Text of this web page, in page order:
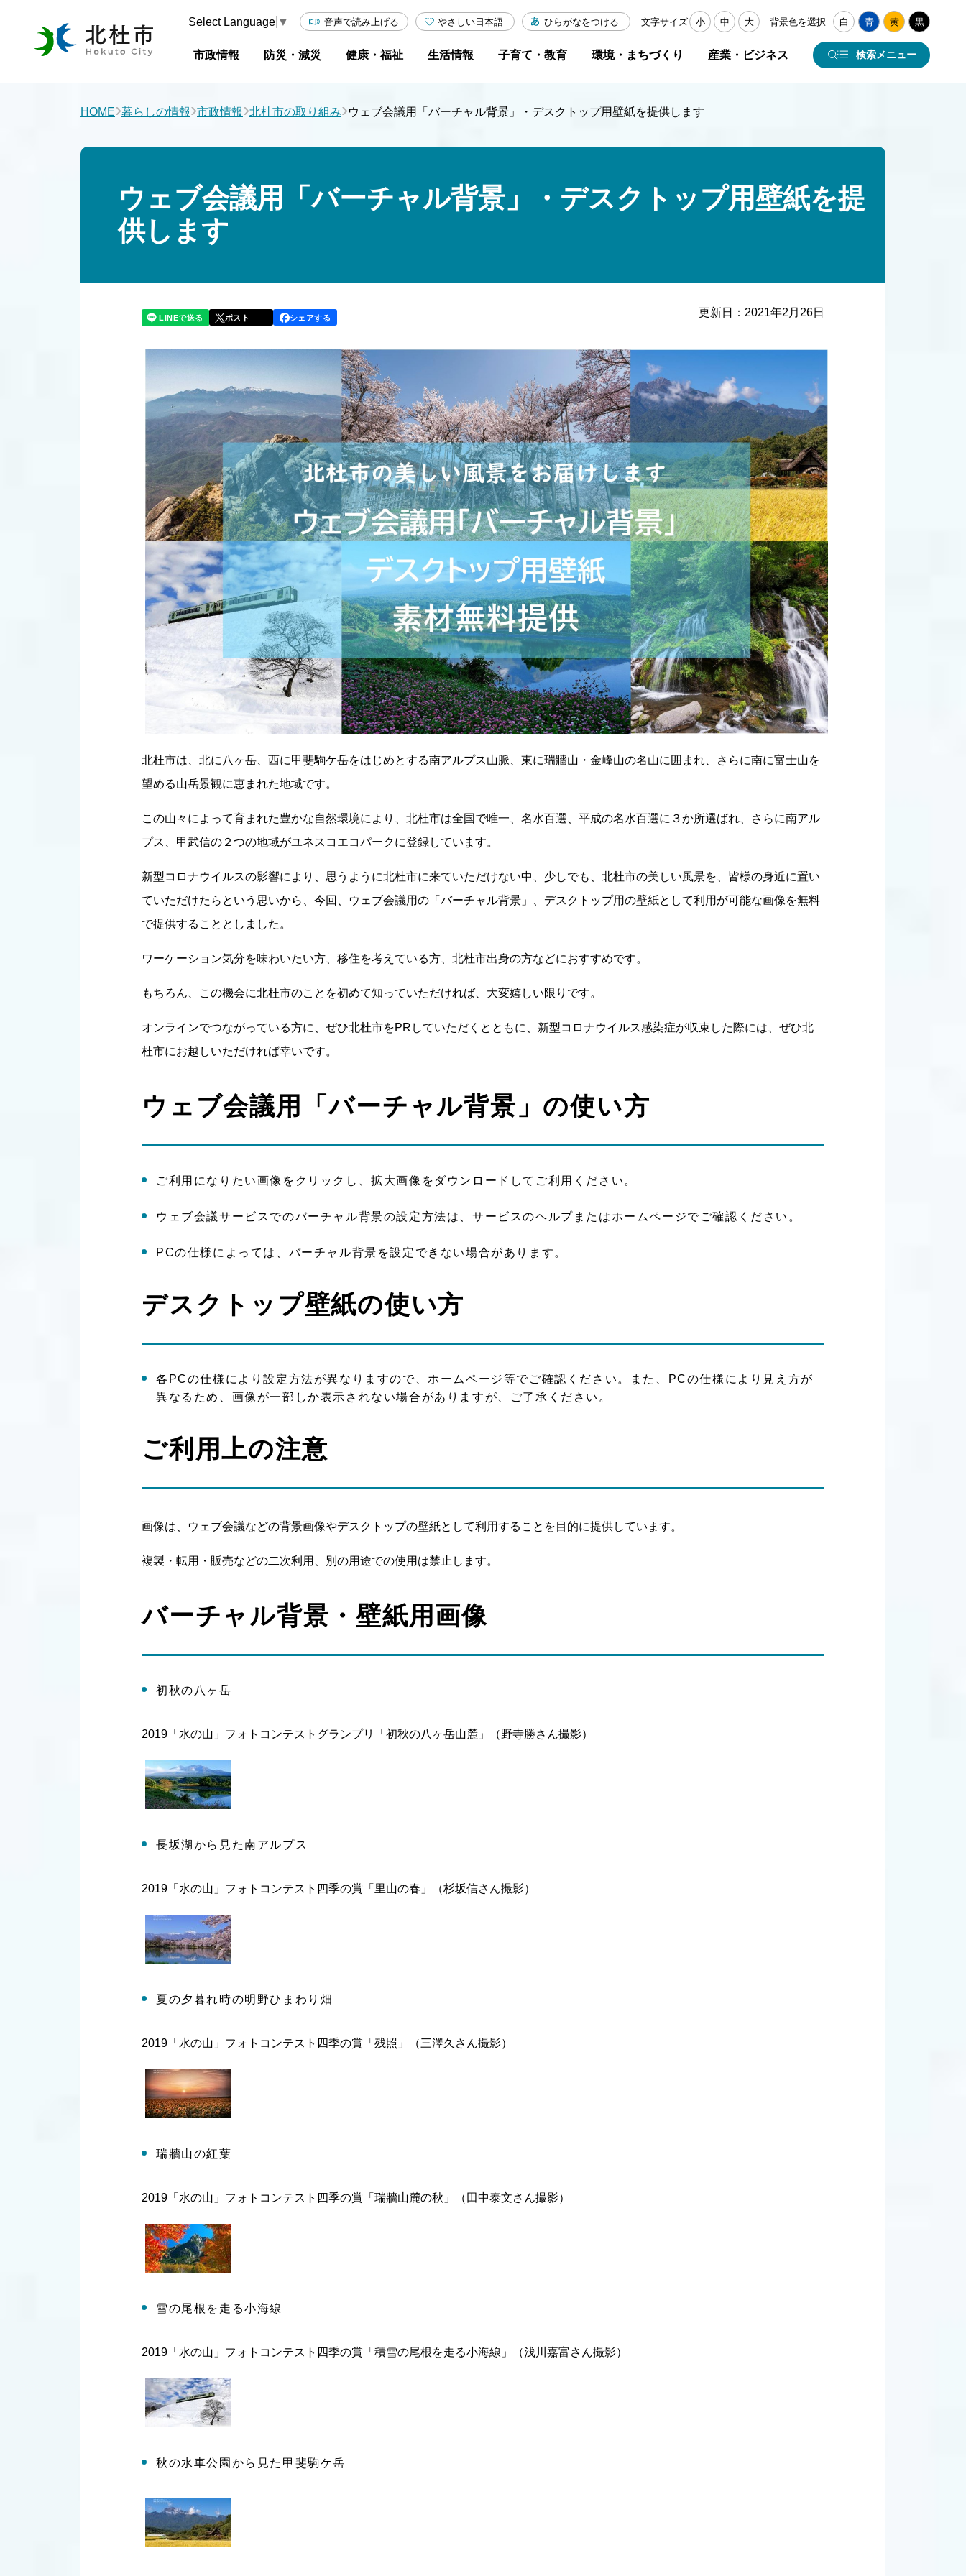
Select Language ▼ 音声で読み上げる やさしい日本語 ひらがなをつける 文字サイズ 小 中 大 背景色を選択 白 青 黄 黒
市政情報 防災・減災 健康・福祉 生活情報 子育て・教育 環境・まちづくり 産業・ビジネス 検索メニュー
HOME›暮らしの情報›市政情報›北杜市の取り組み›ウェブ会議用「バーチャル背景」・デスクトップ用壁紙を提供します
ウェブ会議用「バーチャル背景」・デスクトップ用壁紙を提
供します
LINEで送る ポスト シェアする 更新日： 2021年2月26日
北杜市は、北に八ヶ岳、西に甲斐駒ケ岳をはじめとする南アルプス山脈、東に瑞牆山・金峰山の名山に囲まれ、さらに南に富士山を
望める山岳景観に恵まれた地域です。
この山々によって育まれた豊かな自然環境により、北杜市は全国で唯一、名水百選、平成の名水百選に３か所選ばれ、さらに南アル
プス、甲武信の２つの地域がユネスコエコパークに登録しています。
新型コロナウイルスの影響により、思うように北杜市に来ていただけない中、少しでも、北杜市の美しい風景を、皆様の身近に置い
ていただけたらという思いから、今回、ウェブ会議用の「バーチャル背景」、デスクトップ用の壁紙として利用が可能な画像を無料
で提供することとしました。
ワーケーション気分を味わいたい方、移住を考えている方、北杜市出身の方などにおすすめです。
もちろん、この機会に北杜市のことを初めて知っていただければ、大変嬉しい限りです。
オンラインでつながっている方に、ぜひ北杜市をPRしていただくとともに、新型コロナウイルス感染症が収束した際には、ぜひ北
杜市にお越しいただければ幸いです。
ウェブ会議用「バーチャル背景」の使い方
ご利用になりたい画像をクリックし、拡大画像をダウンロードしてご利用ください。
ウェブ会議サービスでのバーチャル背景の設定方法は、サービスのヘルプまたはホームページでご確認ください。
PCの仕様によっては、バーチャル背景を設定できない場合があります。
デスクトップ壁紙の使い方
各PCの仕様により設定方法が異なりますので、ホームページ等でご確認ください。また、PCの仕様により見え方が
異なるため、画像が一部しか表示されない場合がありますが、ご了承ください。
ご利用上の注意
画像は、ウェブ会議などの背景画像やデスクトップの壁紙として利用することを目的に提供しています。
複製・転用・販売などの二次利用、別の用途での使用は禁止します。
バーチャル背景・壁紙用画像
初秋の八ヶ岳
2019「水の山」フォトコンテストグランプリ「初秋の八ヶ岳山麓」（野寺勝さん撮影）
長坂湖から見た南アルプス
2019「水の山」フォトコンテスト四季の賞「里山の春」（杉坂信さん撮影）
夏の夕暮れ時の明野ひまわり畑
2019「水の山」フォトコンテスト四季の賞「残照」（三澤久さん撮影）
瑞牆山の紅葉
2019「水の山」フォトコンテスト四季の賞「瑞牆山麓の秋」（田中泰文さん撮影）
雪の尾根を走る小海線
2019「水の山」フォトコンテスト四季の賞「積雪の尾根を走る小海線」（浅川嘉富さん撮影）
秋の水車公園から見た甲斐駒ケ岳